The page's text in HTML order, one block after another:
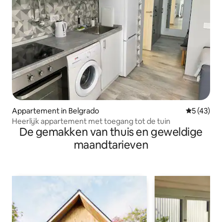
Appartement in Belgrado
5 (43)
Heerlijk appartement met toegang tot de tuin
De gemakken van thuis en geweldige
maandtarieven